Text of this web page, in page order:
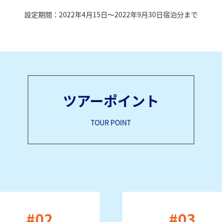
設定期間：2022年4月15日～2022年9月30日宿泊分まで
ツアーポイント
TOUR POINT